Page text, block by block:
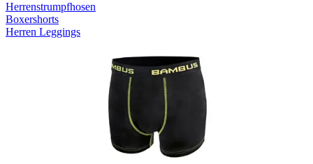
Herrenstrumpfhosen
Boxershorts
Herren Leggings